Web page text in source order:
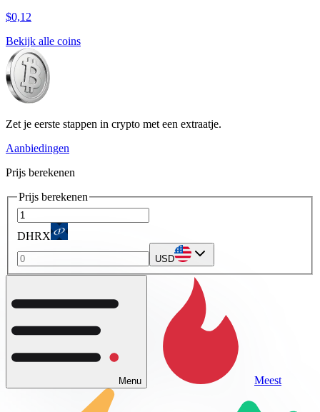
$0,12
Bekijk alle coins
Zet je eerste stappen in crypto met een extraatje.
Aanbiedingen
Prijs berekenen
Prijs berekenen
DHRX
USD
Menu Meest